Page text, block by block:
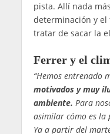
pista. Allí nada
determinación y el
tratar de sacar la
Ferrer y el
“Hemos entrenado
motivados y muy
ambiente. Para
asimilar cómo es la
Ya a partir del